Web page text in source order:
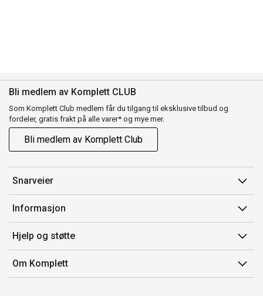
Bli medlem av Komplett CLUB
Som Komplett Club medlem får du tilgang til eksklusive tilbud og
fordeler, gratis frakt på alle varer* og mye mer.
Bli medlem av Komplett Club
Snarveier
Min side
Ordreoversikt
Flex
Komplett Club
Informasjon
Salgsbetingelser
Medlemsvilkår for Komplett Club
Merker/produsent
Hjelp og støtte
Kontakt oss
Kundeservice
Om Komplett